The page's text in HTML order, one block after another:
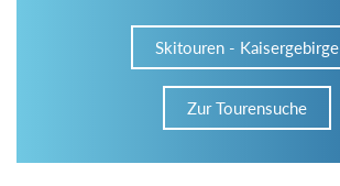
Skitouren - Kaisergebirge
Zur Tourensuche